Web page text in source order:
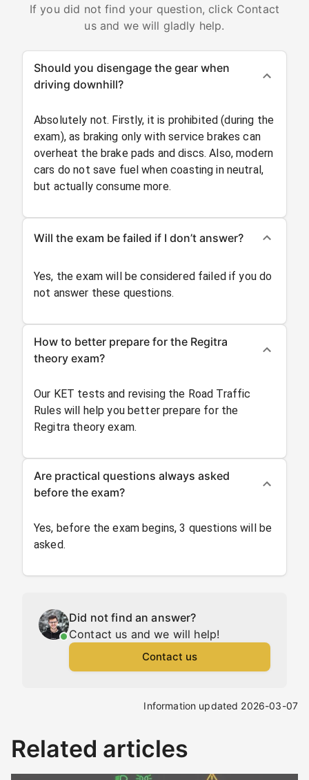
If you did not find your question, click Contact
us and we will gladly help.
Should you disengage the gear when
driving downhill?
Absolutely not. Firstly, it is prohibited (during the
exam), as braking only with service brakes can
overheat the brake pads and discs. Also, modern
cars do not save fuel when coasting in neutral,
but actually consume more.
Will the exam be failed if I don’t answer?
Yes, the exam will be considered failed if you do
not answer these questions.
How to better prepare for the Regitra
theory exam?
Our KET tests and revising the Road Traffic
Rules will help you better prepare for the
Regitra theory exam.
Are practical questions always asked
before the exam?
Yes, before the exam begins, 3 questions will be
asked.
Did not find an answer?
Contact us and we will help!
Contact us
Information updated 2026-03-07
Related articles